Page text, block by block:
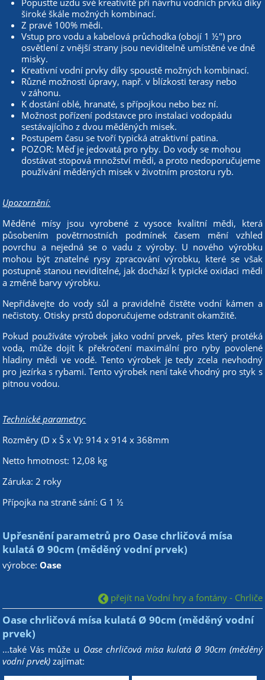
Popusťte uzdu své kreativitě při návrhu vodních prvků díky
široké škále možných kombinací.
Z pravé 100% mědi.
Vstup pro vodu a kabelová průchodka (obojí 1 ½") pro
osvětlení z vnější strany jsou neviditelně umístěné ve dně
misky.
Kreativní vodní prvky díky spoustě možných kombinací.
Různé možnosti úpravy, např. v blízkosti terasy nebo
v záhonu.
K dostání oblé, hranaté, s přípojkou nebo bez ní.
Možnost pořízení podstavce pro instalaci vodopádu
sestávajícího z dvou měděných misek.
Postupem času se tvoří typická atraktivní patina.
POZOR: Měď je jedovatá pro ryby. Do vody se mohou
dostávat stopová množství mědi, a proto nedoporučujeme
používání měděných misek v životním prostoru ryb.
Upozornění:
Měděné mísy jsou vyrobené z vysoce kvalitní mědi, která
působením povětrnostních podmínek časem mění vzhled
povrchu a nejedná se o vadu z výroby. U nového výrobku
mohou být znatelné rysy zpracování výrobku, které se však
postupně stanou neviditelné, jak dochází k typické oxidaci mědi
a změně barvy výrobku.
Nepřidávejte do vody sůl a pravidelně čistěte vodní kámen a
nečistoty. Otisky prstů doporučujeme odstranit okamžitě.
Pokud používáte výrobek jako vodní prvek, přes který protéká
voda, může dojít k překročení maximální pro ryby povolené
hladiny mědi ve vodě. Tento výrobek je tedy zcela nevhodný
pro jezírka s rybami. Tento výrobek není také vhodný pro styk s
pitnou vodou.
Technické parametry:
Rozměry (D x Š x V): 914 x 914 x 368mm
Netto hmotnost: 12,08 kg
Záruka: 2 roky
Přípojka na straně sání: G 1 ½
Upřesnění parametrů pro Oase chrličová mísa
kulatá Ø 90cm (měděný vodní prvek)
výrobce:Oase
přejít na Vodní hry a fontány - Chrliče
Oase chrličová mísa kulatá Ø 90cm (měděný vodní
prvek)
...také Vás může u Oase chrličová mísa kulatá Ø 90cm (měděný
vodní prvek) zajímat: